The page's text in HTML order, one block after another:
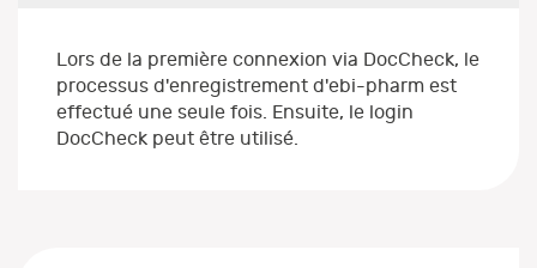
Lors de la première connexion via DocCheck, le
processus d'enregistrement d'ebi-pharm est
effectué une seule fois. Ensuite, le login
DocCheck peut être utilisé.